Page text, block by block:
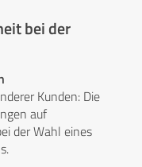
bei der
Kunden: Die
auf
der Wahl eines